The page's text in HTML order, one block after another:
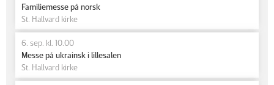
Familiemesse på norsk
St. Hallvard kirke
6. sep. kl. 10.00
Messe på ukrainsk i lillesalen
St. Hallvard kirke